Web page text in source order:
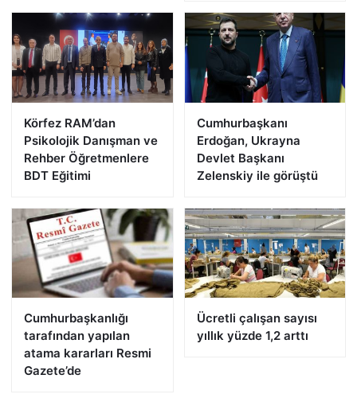
Körfez RAM’dan
Psikolojik Danışman ve
Rehber Öğretmenlere
BDT Eğitimi
Cumhurbaşkanı
Erdoğan, Ukrayna
Devlet Başkanı
Zelenskiy ile görüştü
Cumhurbaşkanlığı
tarafından yapılan
atama kararları Resmi
Gazete’de
Ücretli çalışan sayısı
yıllık yüzde 1,2 arttı